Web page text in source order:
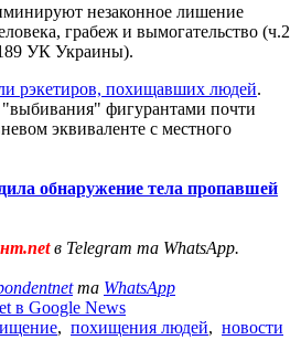
незаконное лишение
грабеж и вымогательство (ч.2
УК Украины).
рэкетиров, похищавших людей.
фигурантами почти
эквиваленте с местного
обнаружение тела пропавшей
в Telegram та WhatsApp.
та WhatsApp
в Google News
, похищения людей, новости